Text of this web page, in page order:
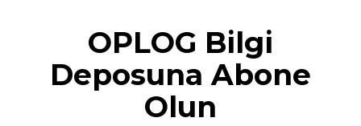
OPLOG Bilgi
Deposuna Abone
Olun